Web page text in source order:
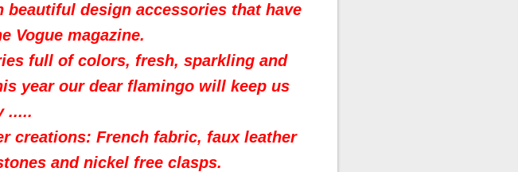
design accessories that have
Vogue magazine.
full of colors, fresh, sparkling and
year our dear flamingo will keep us
.....
creations: French fabric, faux leather
and nickel free clasps.